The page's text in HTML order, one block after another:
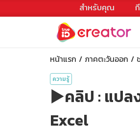
สำหรับคุณ
หน้าแรก ภาคตะวันออก
ความรู้
▶️คลิป : แปล
Excel